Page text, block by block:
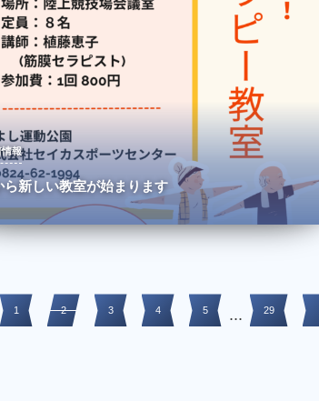
情報
ら新しい教室が始まります
1 2 3 4 5 ... 29